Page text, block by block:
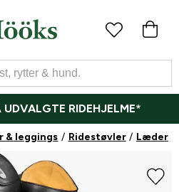
RIDEHJELME*
& leggings Ridestøvler Læder